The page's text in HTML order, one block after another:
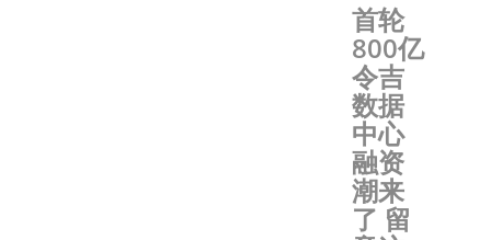
首轮
800亿
令吉
数据
中心
融资
潮来
了 留